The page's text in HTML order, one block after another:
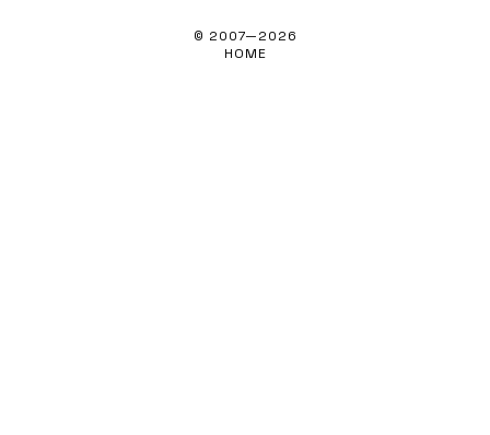
© 2007—2026
HOME